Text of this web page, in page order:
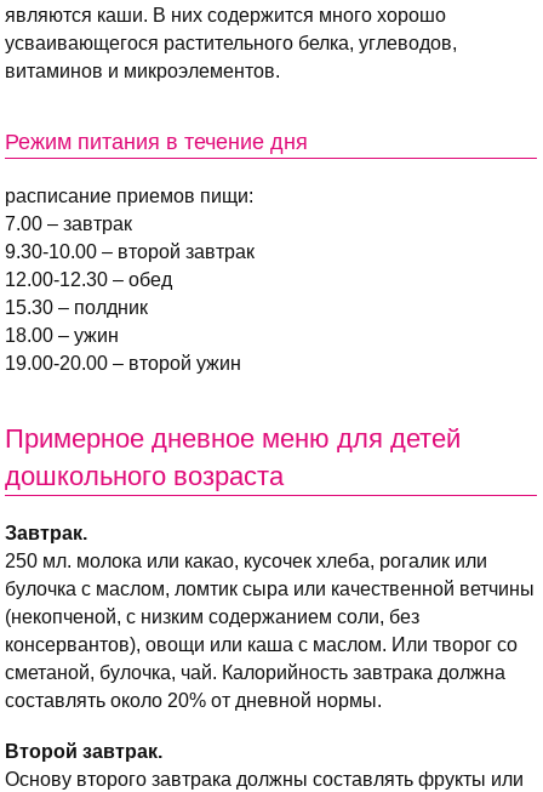
являются каши. В них содержится много хорошо
усваивающегося растительного белка, углеводов,
витаминов и микроэлементов.
Режим питания в течение дня
расписание приемов пищи:
7.00 – завтрак
9.30-10.00 – второй завтрак
12.00-12.30 – обед
15.30 – полдник
18.00 – ужин
19.00-20.00 – второй ужин
Примерное дневное меню для детей
дошкольного возраста
Завтрак.
250 мл. молока или какао, кусочек хлеба, рогалик или
булочка с маслом, ломтик сыра или качественной ветчины
(некопченой, с низким содержанием соли, без
консервантов), овощи или каша с маслом. Или творог со
сметаной, булочка, чай. Калорийность завтрака должна
составлять около 20% от дневной нормы.
Второй завтрак.
Основу второго завтрака должны составлять фрукты или